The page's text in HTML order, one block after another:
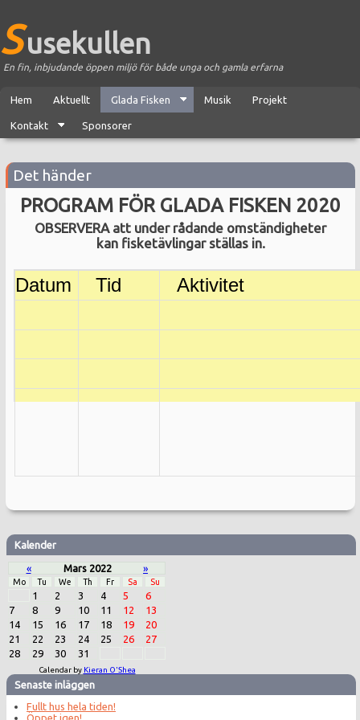
S usekullen
En fin, inbjudande öppen miljö för både unga och gamla erfarna
Hem Aktuellt Glada Fisken Musik Projekt
Kontakt Sponsorer
Det händer
PROGRAM FÖR GLADA FISKEN 2020
OBSERVERA att under rådande omständigheter
kan fisketävlingar ställas in.
Datum Tid Aktivitet
Kalender
« Mars 2022 »
Mo Tu We Th Fr Sa Su
1 2 3 4 5
6
7
8 9 10 11 12
13
14
15 16 17 18 19
20
21
22 23 24 25 26
27
28
29 30 31
Calendar by Kieran O'Shea
Senaste inläggen
Fullt hus hela tiden!
Öppet igen!